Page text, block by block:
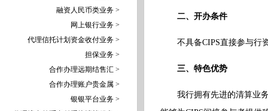
融资人民币类业务 >
网上银行业务 >
代理信托计划资金收付业务 >
担保业务 >
合作办理远期结售汇 >
合作办理账户贵金属 >
银银平台业务 >
二、开办条件
不具备CIPS直接参与行
三、特色优势
我行拥有先进的清算业